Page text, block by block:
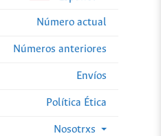
Número actual
Números anteriores
Envíos
Política Ética
Nosotrxs